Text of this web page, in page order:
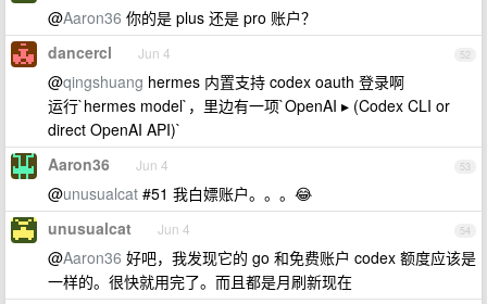
@Aaron36 你的是 plus 还是 pro 账户？
52
dancercl Jun 4
@qingshuang hermes 内置支持 codex oauth 登录啊
运行`hermes model`，里边有一项`OpenAI ▸ (Codex CLI or
direct OpenAI API)`
53
Aaron36 Jun 4
@unusualcat #51 我白嫖账户。。。😂
54
unusualcat Jun 4
@Aaron36 好吧，我发现它的 go 和免费账户 codex 额度应该是
一样的。很快就用完了。而且都是月刷新现在